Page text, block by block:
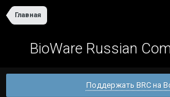
Главная
BioWare Russian
Поддержать BRC на